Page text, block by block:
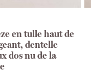
en tulle haut de
dentelle
dos nu de la